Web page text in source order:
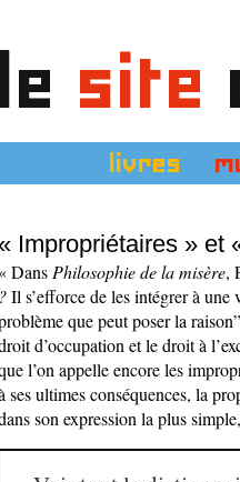
le site
livres
« Impropriétaires » et
« Dans Philosophie de la misère,
?Il s’efforce de les intégrer à
que peut poser la
d’occupation et le droit à
l’on appelle encore les
ses ultimes conséquences, la
son expression la plus